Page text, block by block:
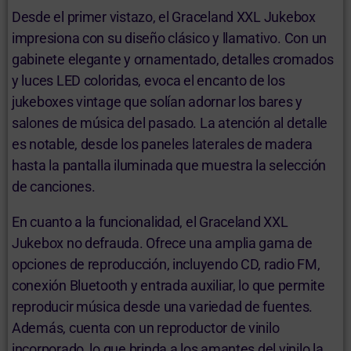
Desde el primer vistazo, el Graceland XXL Jukebox
impresiona con su diseño clásico y llamativo. Con un
gabinete elegante y ornamentado, detalles cromados
y luces LED coloridas, evoca el encanto de los
jukeboxes vintage que solían adornar los bares y
salones de música del pasado. La atención al detalle
es notable, desde los paneles laterales de madera
hasta la pantalla iluminada que muestra la selección
de canciones.
En cuanto a la funcionalidad, el Graceland XXL
Jukebox no defrauda. Ofrece una amplia gama de
opciones de reproducción, incluyendo CD, radio FM,
conexión Bluetooth y entrada auxiliar, lo que permite
reproducir música desde una variedad de fuentes.
Además, cuenta con un reproductor de vinilo